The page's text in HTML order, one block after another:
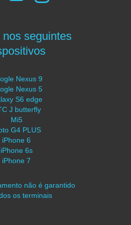
nos seguintes
Nexus 9
Nexus 5
S6 edge
J butterfly
Mi5
G4 PLUS
iPhone 6
iPhone 6s
iPhone 7
não é garantido
os terminais